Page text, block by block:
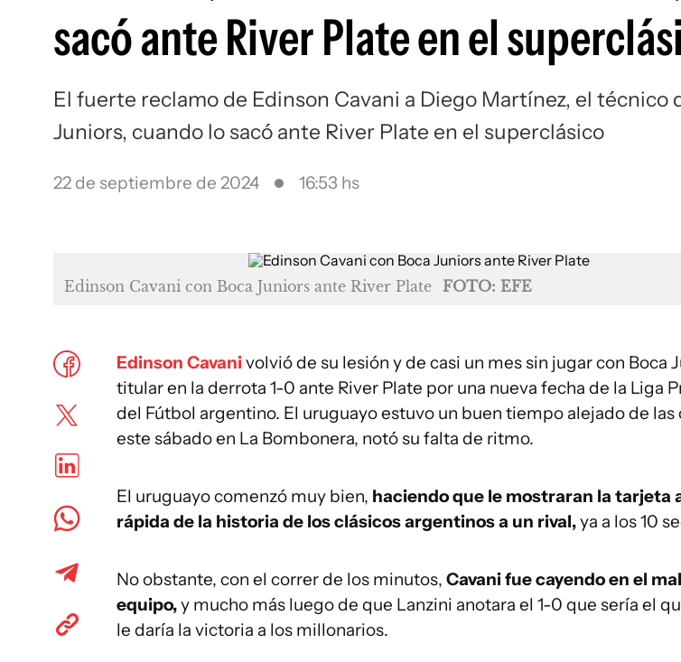
sacó ante River Plate en el
El fuerte reclamo de Edinson Cavani a Diego Martínez, el técnico
Juniors, cuando lo sacó ante River Plate en el superclásico
22 de septiembre de 2024 16:53 hs
Edinson Cavani con Boca Juniors ante River Plate FOTO: EFE
Edinson Cavani volvió de su lesión y de casi un mes sin jugar con Boca
titular en la derrota 1-0 ante River Plate por una nueva fecha de la Liga
del Fútbol argentino. El uruguayo estuvo un buen tiempo alejado de las
este sábado en La Bombonera, notó su falta de ritmo.
El uruguayo comenzó muy bien, haciendo que le mostraran la tarjeta
rápida de la historia de los clásicos argentinos a un rival,ya a los 10
No obstante, con el correr de los minutos, Cavani fue cayendo en el
equipo,y mucho más luego de que Lanzini anotara el 1-0 que sería el
le daría la victoria a los millonarios.